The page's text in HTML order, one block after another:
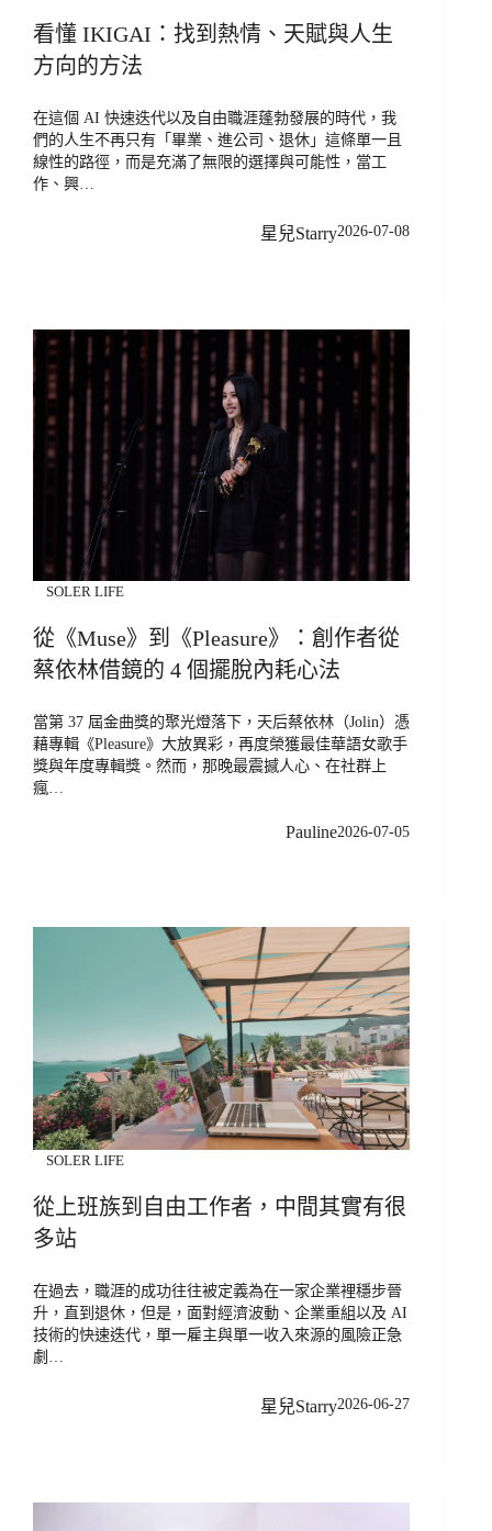
看懂 IKIGAI：找到熱情、天賦與人生
方向的方法
在這個 AI 快速迭代以及自由職涯蓬勃發展的時代，我
們的人生不再只有「畢業、進公司、退休」這條單一且
線性的路徑，而是充滿了無限的選擇與可能性，當工
作、興…
星兒Starry2026-07-08
SOLER LIFE
從《Muse》到《Pleasure》：創作者從
蔡依林借鏡的 4 個擺脫內耗心法
當第 37 屆金曲獎的聚光燈落下，天后蔡依林（Jolin）憑
藉專輯《Pleasure》大放異彩，再度榮獲最佳華語女歌手
獎與年度專輯獎。然而，那晚最震撼人心、在社群上
瘋…
Pauline2026-07-05
SOLER LIFE
從上班族到自由工作者，中間其實有很
多站
在過去，職涯的成功往往被定義為在一家企業裡穩步晉
升，直到退休，但是，面對經濟波動、企業重組以及 AI
技術的快速迭代，單一雇主與單一收入來源的風險正急
劇…
星兒Starry2026-06-27